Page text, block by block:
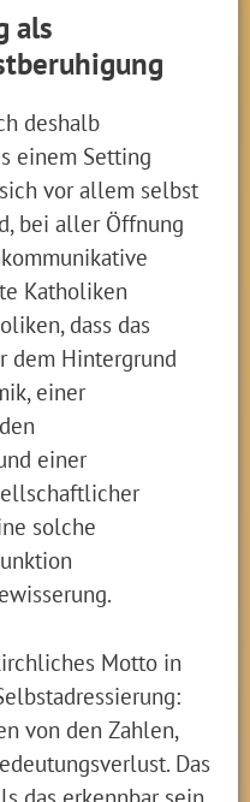
als
deshalb
einem Setting
vor allem selbst
bei aller Öffnung
Katholiken
dass das
dem Hintergrund
einer
einer
solche
Motto in
von den Zahlen,
Das